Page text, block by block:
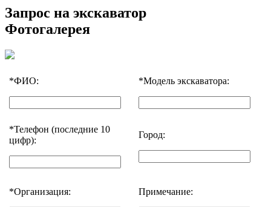
Запрос на экскаватор
Фотогалерея
*ФИО: *Модель экскаватора:
*Телефон (последние 10
цифр):
Город:
*Организация: Примечание: